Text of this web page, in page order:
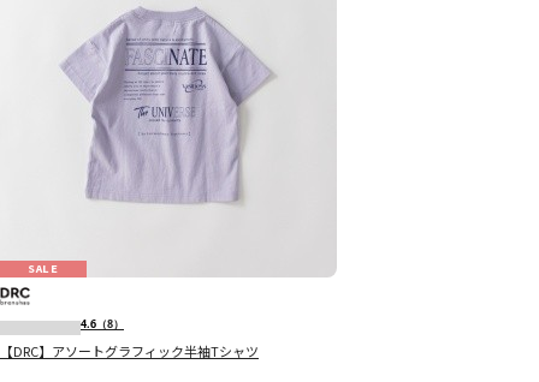
SALE
4.6 （8）
【DRC】アソートグラフィック半袖Tシャツ